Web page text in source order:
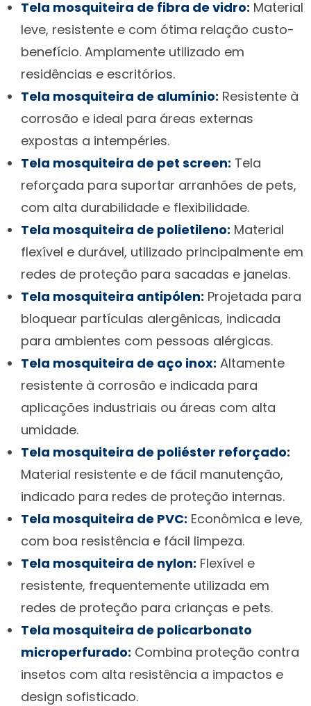
Tela mosquiteira de fibra de vidro: Material
leve, resistente e com ótima relação custo-
benefício. Amplamente utilizado em
residências e escritórios.
Tela mosquiteira de alumínio: Resistente à
corrosão e ideal para áreas externas
expostas a intempéries.
Tela mosquiteira de pet screen: Tela
reforçada para suportar arranhões de pets,
com alta durabilidade e flexibilidade.
Tela mosquiteira de polietileno: Material
flexível e durável, utilizado principalmente em
redes de proteção para sacadas e janelas.
Tela mosquiteira antipólen: Projetada para
bloquear partículas alergênicas, indicada
para ambientes com pessoas alérgicas.
Tela mosquiteira de aço inox: Altamente
resistente à corrosão e indicada para
aplicações industriais ou áreas com alta
umidade.
Tela mosquiteira de poliéster reforçado:
Material resistente e de fácil manutenção,
indicado para redes de proteção internas.
Tela mosquiteira de PVC: Econômica e leve,
com boa resistência e fácil limpeza.
Tela mosquiteira de nylon: Flexível e
resistente, frequentemente utilizada em
redes de proteção para crianças e pets.
Tela mosquiteira de policarbonato
microperfurado: Combina proteção contra
insetos com alta resistência a impactos e
design sofisticado.